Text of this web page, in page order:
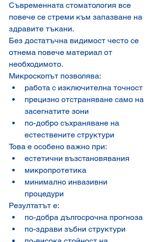
Съвременната стоматология все
повече се стреми към запазване на
здравите тъкани.
Без достатъчна видимост често се
отнема повече материал от
необходимото.
Микроскопът позволява:
работа с изключителна точност
прецизно отстраняване само на
засегнатите зони
по-добро съхраняване на
естествените структури
Това е особено важно при:
естетични възстановявания
микропротетика
минимално инвазивни
процедури
Резултатът е:
по-добра дългосрочна прогноза
по-здрави зъбни структури